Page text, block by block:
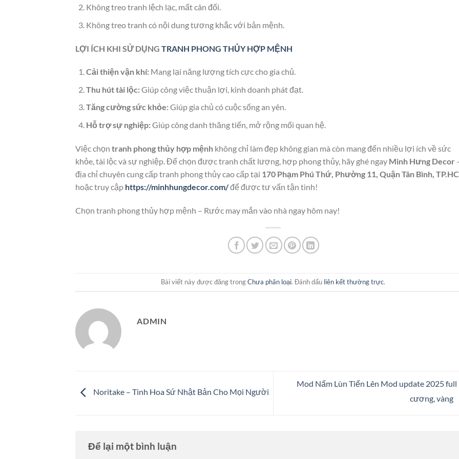
Không treo tranh lệch lạc, mất cân đối.
Không treo tranh có nội dung tương khắc với bản mệnh.
LỢI ÍCH KHI SỬ DỤNG TRANH PHONG THỦY HỢP MỆNH
Cải thiện vận khí:Mang lại năng lượng tích cực cho gia chủ.
Thu hút tài lộc:Giúp công việc thuận lợi, kinh doanh phát đạt.
Tăng cường sức khỏe:Giúp gia chủ có cuộc sống an yên.
Hỗ trợ sự nghiệp:Giúp công danh thăng tiến, mở rộng mối quan hệ.
Việc chọn tranh phong thủy hợp mệnh không chỉ làm đẹp không gian mà còn mang đến nhiều lợi ích về sức
khỏe, tài lộc và sự nghiệp. Để chọn được tranh chất lượng, hợp phong thủy, hãy ghé ngay Minh Hưng Decor
địa chỉ chuyên cung cấp tranh phong thủy cao cấp tại 170 Phạm Phú Thứ, Phường 11, Quận Tân Bình,
hoặc truy cập https://minhhungdecor.com/để được tư vấn tận tình!
Chọn tranh phong thủy hợp mệnh – Rước may mắn vào nhà ngay hôm nay!
Bài viết này được đăng trongChưa phân loại. Đánh dấu liên kết thường trực.
ADMIN
Noritake – Tinh Hoa Sứ Nhật Bản Cho Mọi Người
Mod Nấm Lùn Tiến Lên Mod update 2025 full
cương, vàng
Để lại một bình luận